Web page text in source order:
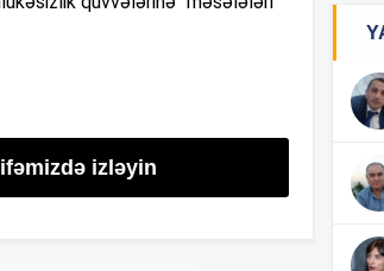
izləyin